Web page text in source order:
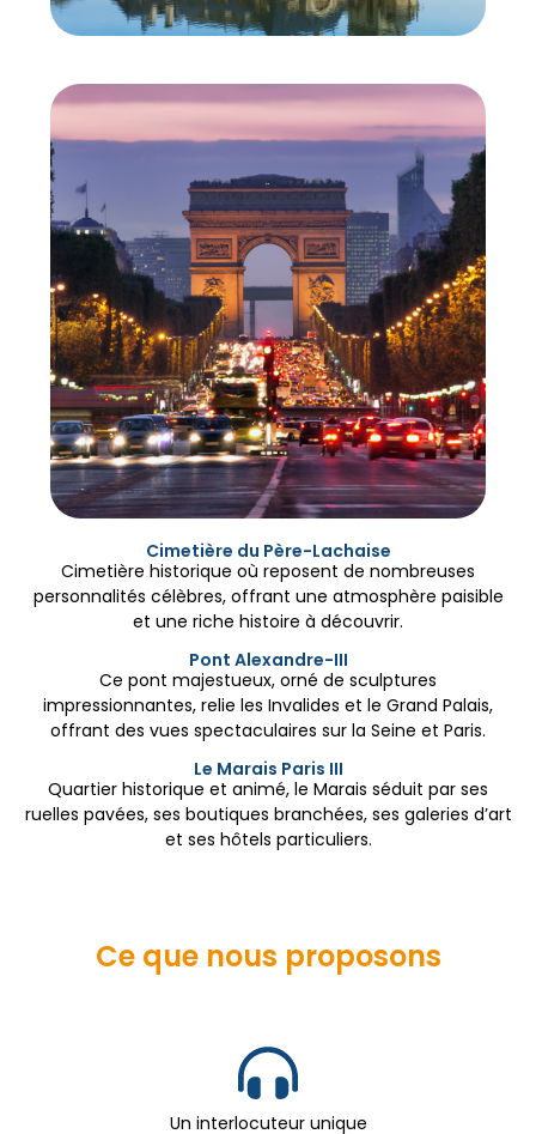
Cimetière du Père-Lachaise
Cimetière historique où reposent de nombreuses
personnalités célèbres, offrant une atmosphère paisible
et une riche histoire à découvrir.
Pont Alexandre-III
Ce pont majestueux, orné de sculptures
impressionnantes, relie les Invalides et le Grand Palais,
offrant des vues spectaculaires sur la Seine et Paris.
Le Marais Paris III
Quartier historique et animé, le Marais séduit par ses
ruelles pavées, ses boutiques branchées, ses galeries d’art
et ses hôtels particuliers.
Ce que nous proposons
Un interlocuteur unique